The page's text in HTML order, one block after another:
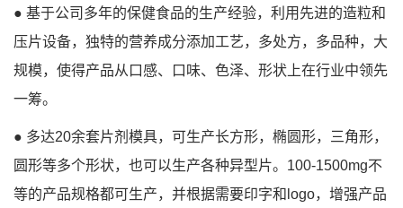
● 基于公司多年的保健食品的生产经验，利用先进的造粒和
压片设备，独特的营养成分添加工艺，多处方，多品种，大
规模，使得产品从口感、口味、色泽、形状上在行业中领先
一筹。
● 多达20余套片剂模具，可生产长方形，椭圆形，三角形，
圆形等多个形状，也可以生产各种异型片。100-1500mg不
等的产品规格都可生产，并根据需要印字和logo，增强产品